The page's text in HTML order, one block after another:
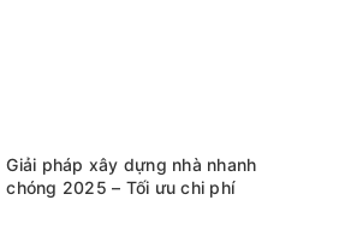
Giải pháp xây dựng nhà nhanh
chóng 2025 – Tối ưu chi phí